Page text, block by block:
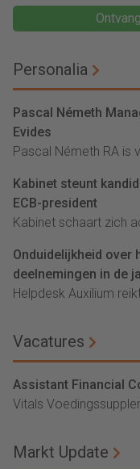
Personalia
Pascal Németh
Evides
Pascal Németh RA is
Kabinet steunt
ECB-president
Kabinet schaart zich
Onduidelijkheid over
deelnemingen in de
Helpdesk Auxilium
Vacatures
Assistant Financial
Vitals
Markt Update